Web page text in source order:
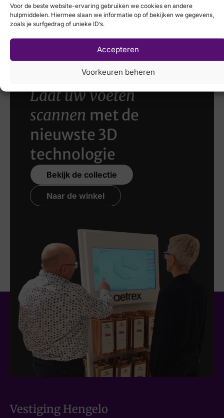
Voor de beste website-ervaring gebruiken we cookies en andere
hulpmiddelen. Hiermee slaan we informatie op of bekijken we gegevens,
zoals je surfgedrag of unieke ID’s.
Accepteren
Voorkeuren beheren
Solidus
Laat uw voeten
scannen met de
nieuwste 3D
technologie
Bekijk de collectie
Naar de winkel
Vestiging Hengelo